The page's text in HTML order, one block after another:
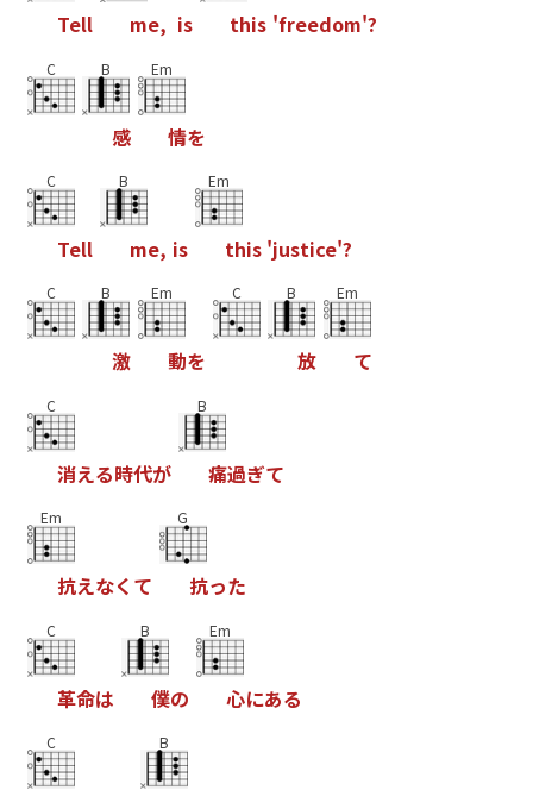
Tell me, is this 'freedom'?
C B
感
Em
情を
C
Tell
B
me, is
Em
this 'justice'?
C B
激
Em
動を
C B
放
Em
て
C
消える時代が
B
痛過ぎて
Em
抗えなく て
G
抗った
C
革命は
B
僕の
Em
心にある
C B